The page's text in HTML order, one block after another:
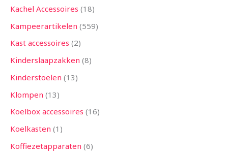
Kachel Accessoires 18
Kampeerartikelen 559
Kast accessoires 2
Kinderslaapzakken 8
Kinderstoelen 13
Klompen 13
Koelbox accessoires 16
Koelkasten 1
Koffiezetapparaten 6